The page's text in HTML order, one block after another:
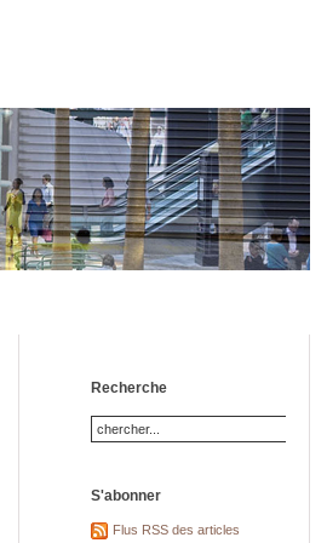
Recherche
S'abonner
Flus RSS des articles